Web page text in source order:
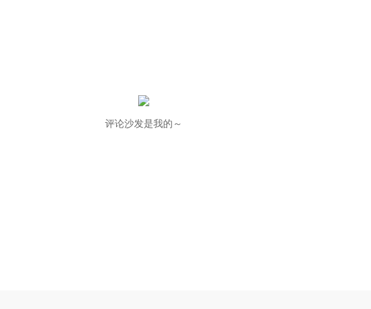
评论沙发是我的～